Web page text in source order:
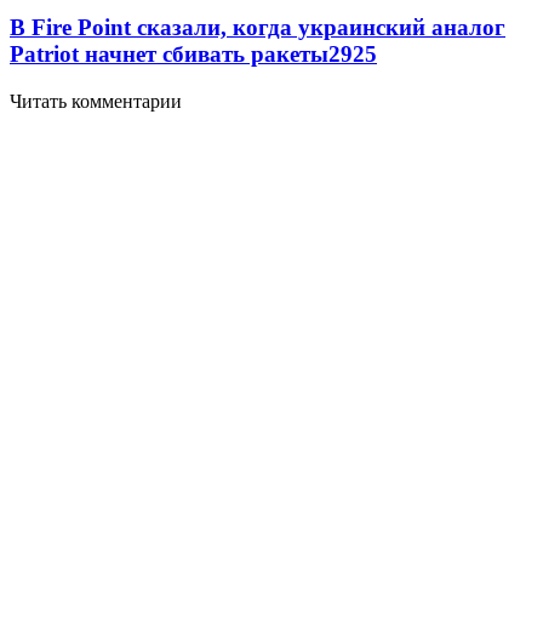
В Fire Point сказали, когда украинский аналог
Patriot начнет сбивать ракеты2925
Читать комментарии